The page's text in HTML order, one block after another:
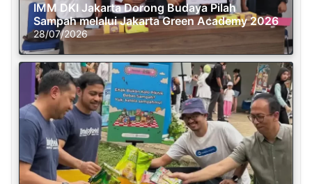
IMM DKI Jakarta Dorong Budaya Pilah
Sampah melalui Jakarta Green Academy 2026
28/07/2026